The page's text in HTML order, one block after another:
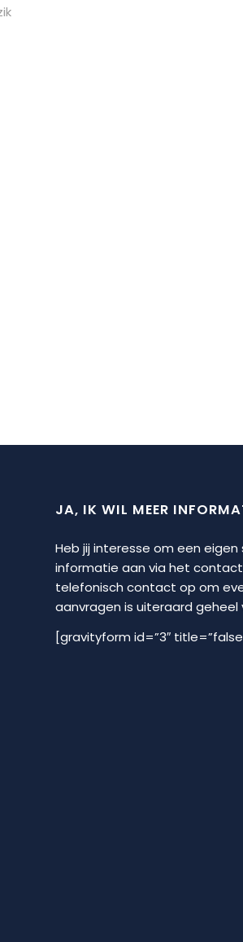
JA, IK WIL MEER
Heb jij interesse om een
informatie aan via het
telefonisch contact op om
aanvragen is uiteraard geheel
[gravityform id=”3″